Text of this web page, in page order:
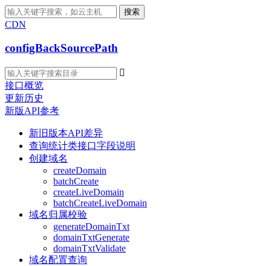
搜索
CDN
configBackSourcePath

接口概览
更新历史
新版API参考
新旧版本API差异
查询统计类接口字段说明
创建域名
createDomain
batchCreate
createLiveDomain
batchCreateLiveDomain
域名归属校验
generateDomainTxt
domainTxtGenerate
domainTxtValidate
域名配置查询